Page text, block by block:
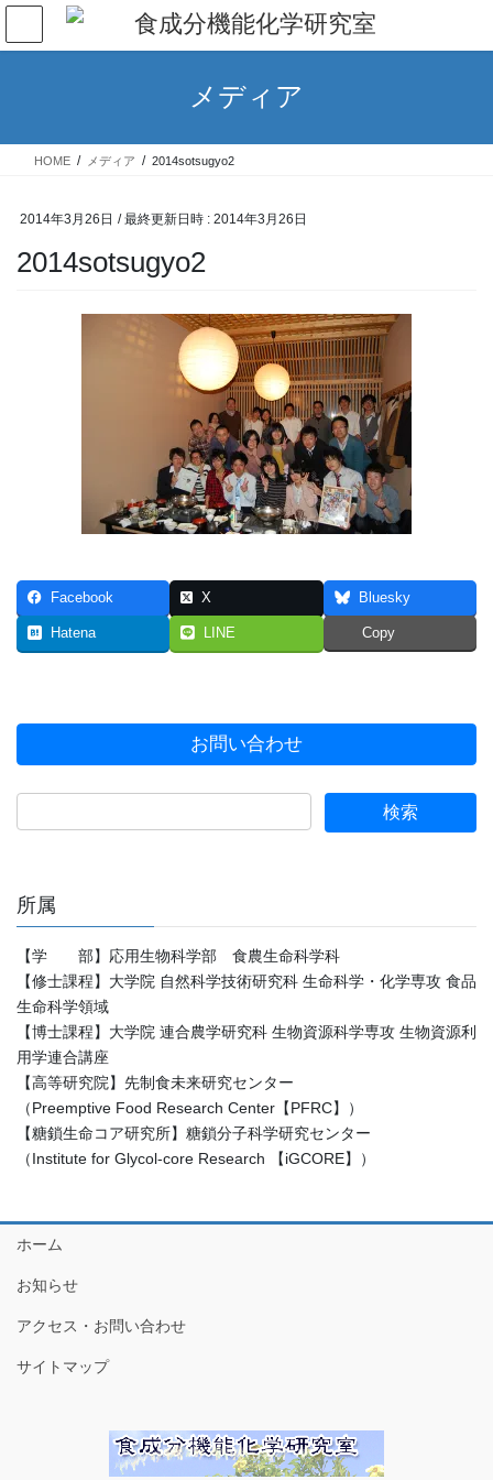
コ
テ
ス
ナ
ゲ
ン
メディア
HOME メディア 2014sotsugyo2
2014年3月26日 / 最終更新日時 : 2014年3月26日
2014sotsugyo2
Facebook X Bluesky
Hatena LINE Copy
お問い合わせ
所属
【学 部】応用生物科学部 食農生命科学科
【修士課程】大学院 自然科学技術研究科 生命科学・化学専攻 食品
生命科学領域
【博士課程】大学院 連合農学研究科 生物資源科学専攻 生物資源利
用学連合講座
【高等研究院】先制食未来研究センター
（Preemptive Food Research Center【PFRC】）
【糖鎖生命コア研究所】糖鎖分子科学研究センター
（Institute for Glycol-core Research 【iGCORE】）
ホーム
お知らせ
アクセス・お問い合わせ
サイトマップ